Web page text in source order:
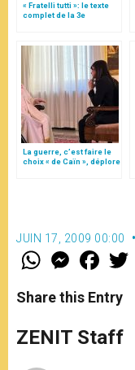
« Fratelli tutti »: le texte
complet de la 3e
La guerre, c’est faire le
choix « de Caïn », déplore
JUIN 17, 2009 00:00
W
t
s
p
p
M
e
s
e
g
e
F
a
e
b
o
k
Share this Entry
ZENIT Staff